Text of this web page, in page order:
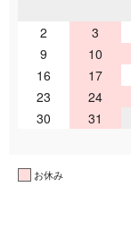
2
3
9
10
16
17
23
24
30
31
お休み